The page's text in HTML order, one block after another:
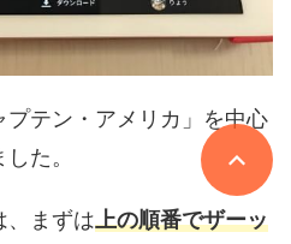
テン・アメリカ」を中心
た。
、まずは上の順番でザーッ